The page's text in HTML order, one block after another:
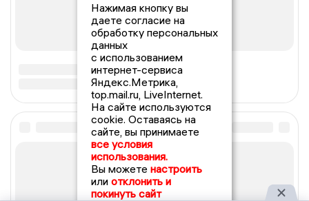
Нажимая кнопку вы
даете согласие на
обработку персональных
данных
с использованием
интернет-сервиса
Яндекс.Метрика,
top.mail.ru, LiveInternet.
На сайте используются
cookie. Оставаясь на
сайте, вы принимаете
все условия
использования.
Вы можете настроить
или отклонить и
покинуть сайт